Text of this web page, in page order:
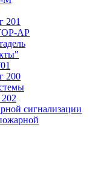
201
АР
200
сигнализации